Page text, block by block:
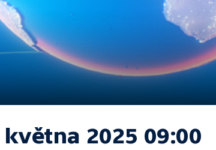
května 2025 09:00